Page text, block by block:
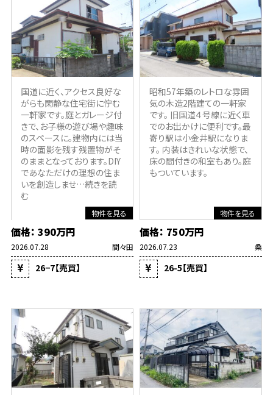
国道に近く、アクセス良好な
がらも閑静な住宅街に佇む
一軒家です。庭とガレージ付
きで、お子様の遊び場や趣味
のスペースに。建物内には当
時の面影を残す残置物がそ
のままとなっております。DIY
であなただけの理想の住ま
いを創造しませ…続きを読
む
物件を見る
価格： 390万円
2026.07.28 間々田
26−7【売買】
昭和57年築のレトロな雰囲
気の木造2階建ての一軒家
です。 旧国道４号線に近く車
でのお出かけに便利です。最
寄り駅は小金井駅になりま
す。 内装はきれいな状態で、
床の間付きの和室もあり。庭
もついています。
物件を見る
価格： 750万円
2026.07.23 桑
26-5【売買】